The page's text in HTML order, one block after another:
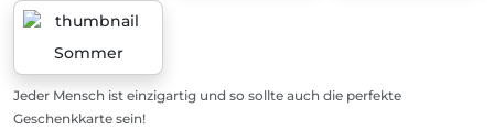
Sommer
Jeder Mensch ist einzigartig und so sollte auch die perfekte
Geschenkkarte sein!